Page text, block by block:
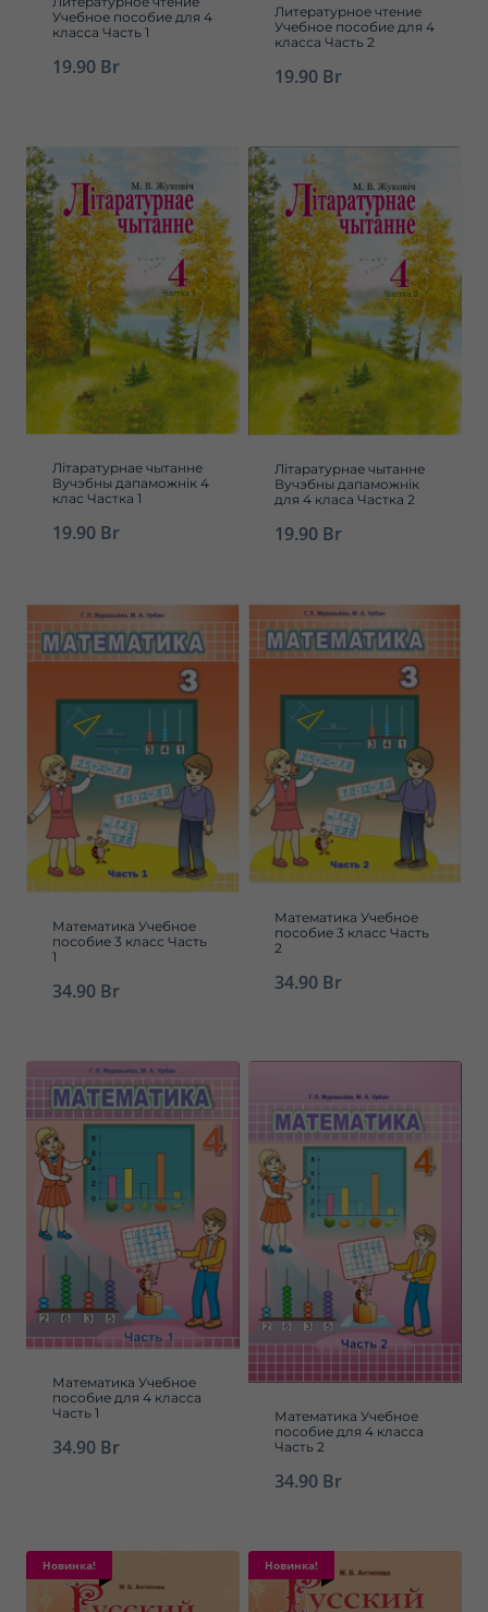
Учебное пособие для 4
класса Часть 1
19.90 Br
Литературное чтение
Учебное пособие для 4
класса Часть 2
19.90 Br
Літаратурнае чытанне
Вучэбны дапаможнік 4
клас Частка 1
19.90 Br
Літаратурнае чытанне
Вучэбны дапаможнік
для 4 класа Частка 2
19.90 Br
Математика Учебное
пособие 3 класс Часть
1
34.90 Br
Математика Учебное
пособие 3 класс Часть
2
34.90 Br
Математика Учебное
пособие для 4 класса
Часть 1
34.90 Br
Математика Учебное
пособие для 4 класса
Часть 2
34.90 Br
Новинка! Новинка!